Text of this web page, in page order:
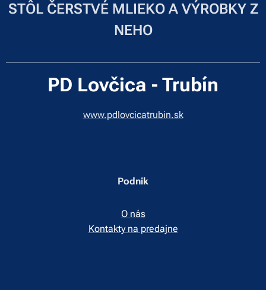
STÔL ČERSTVÉ MLIEKO A VÝROBKY Z
NEHO
PD Lovčica - Trubín
www.pdlovcicatrubin.sk
Podnik
O nás
Kontakty na predajne